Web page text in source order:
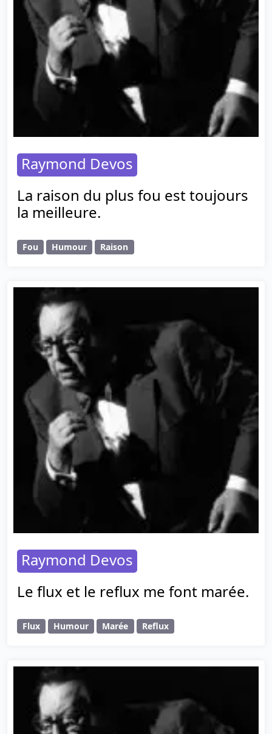
Raymond Devos
La raison du plus fou est toujours
la meilleure.
Fou Humour Raison
Raymond Devos
Le flux et le reflux me font marée.
Flux Humour Marée Reflux